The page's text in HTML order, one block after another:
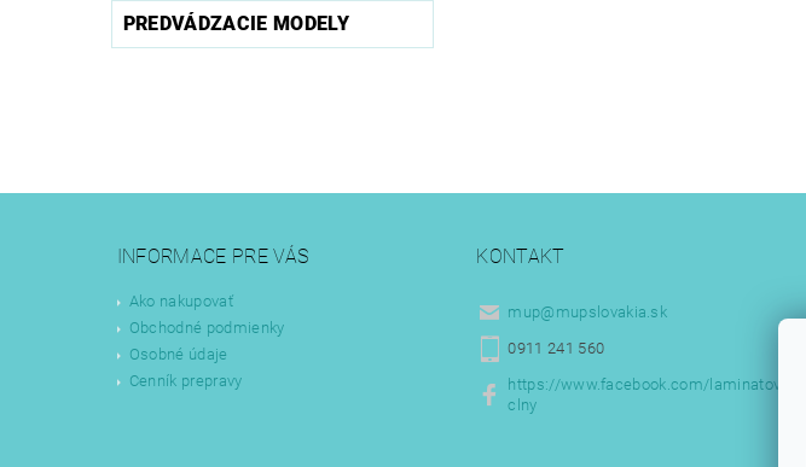
PREDVÁDZACIE MODELY
INFORMACE PRE VÁS
Ako nakupovať
Obchodné podmienky
Osobné údaje
Cenník prepravy
KONTAKT
mup@ mupslovakia.sk
0911 241 560
https://www.facebook.com/laminatove
clny